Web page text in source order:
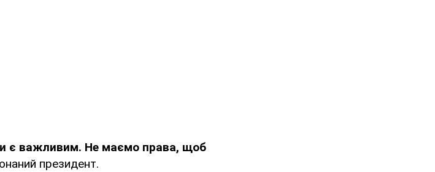
є важливим. Не маємо права, щоб
президент.